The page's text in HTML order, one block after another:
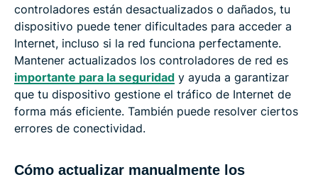
controladores están desactualizados o dañados, tu
dispositivo puede tener dificultades para acceder a
Internet, incluso si la red funciona perfectamente.
Mantener actualizados los controladores de red es
importante para la seguridad y ayuda a garantizar
que tu dispositivo gestione el tráfico de Internet de
forma más eficiente. También puede resolver ciertos
errores de conectividad.
Cómo actualizar manualmente los